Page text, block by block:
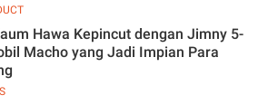
Hawa Kepincut dengan Jimny 5-
Macho yang Jadi Impian Para